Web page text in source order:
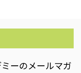
ーのメールマガ